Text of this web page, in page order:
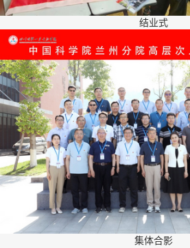
结业式
集体合影